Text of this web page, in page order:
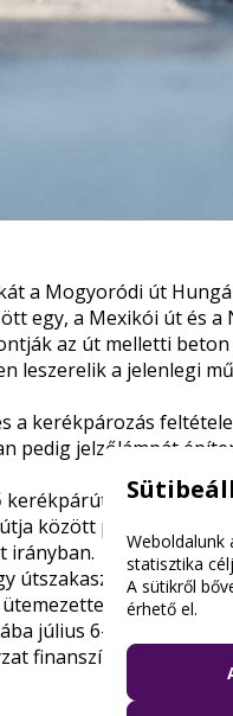
a Mogyoródi út
egy, a Mexikói út és
az út melletti
leszerelik a jelenlegi
a kerékpározás
pedig jelzőlámpát
megtartása
között pedig - ahol
irányban.
útszakaszt lezárnak
lesznek
július 6-tól augusztus
finanszírozásában
Weboldalunk
statisztika
A sütikről
érhető el.